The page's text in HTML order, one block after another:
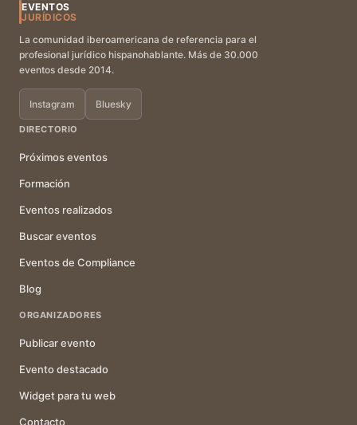
EVENTOS
JURÍDICOS
La comunidad iberoamericana de referencia para el
profesional jurídico hispanohablante. Más de 30.000
eventos desde 2014.
Instagram Bluesky
DIRECTORIO
Próximos eventos
Formación
Eventos realizados
Buscar eventos
Eventos de Compliance
Blog
ORGANIZADORES
Publicar evento
Evento destacado
Widget para tu web
Contacto